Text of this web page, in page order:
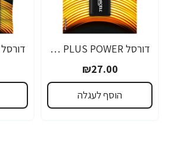
דורסל PLUS POWER סוללות 9V אריזת 1 יחידות - מבית Duracell
₪27.00
הוסף לעגלה